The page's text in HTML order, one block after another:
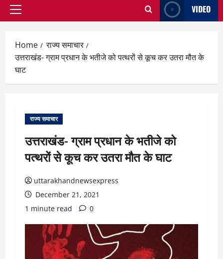
Primary
VIDEO
Home
राज्य समाचार
उत्तराखंड- ग्राम प्रधान के भतीजे को पत्‍थरों से कूच कर उतरा मौत के
घाट
राज्य समाचार
उत्तराखंड- ग्राम प्रधान के भतीजे को
पत्‍थरों से कूच कर उतरा मौत के घाट
uttarakhandnewsexpress
December 21, 2021
1 minute read
0